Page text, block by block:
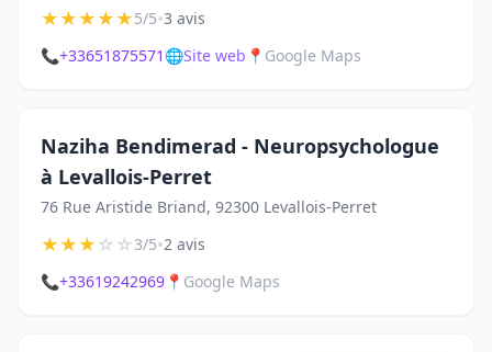
★★★★★5/5•3 avis
📞+33651875571 🌐Site web 📍 Google Maps
Naziha Bendimerad - Neuropsychologue
à Levallois-Perret
76 Rue Aristide Briand, 92300 Levallois-Perret
★★★☆☆3/5•2 avis
📞+33619242969 📍 Google Maps